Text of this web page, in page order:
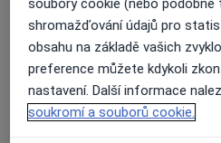
27 názorů
shromažďování údajů pro
obsahu na základě vašich
preference můžete kdykoli
nastavení. Další informace
soukromí a souborů cookie.